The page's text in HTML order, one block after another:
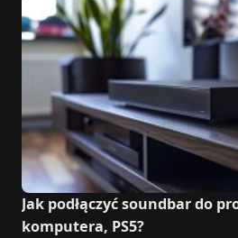
Jak podłączyć soundbar do
komputera, PS5?